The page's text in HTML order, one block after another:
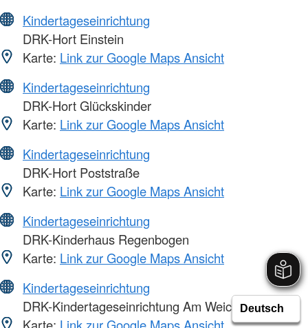
Kindertageseinrichtung
DRK-Hort Einstein
Karte: Link zur Google Maps Ansicht
Kindertageseinrichtung
DRK-Hort Glückskinder
Karte: Link zur Google Maps Ansicht
Kindertageseinrichtung
DRK-Hort Poststraße
Karte: Link zur Google Maps Ansicht
Kindertageseinrichtung
DRK-Kinderhaus Regenbogen
Karte: Link zur Google Maps Ansicht
Kindertageseinrichtung
DRK-Kindertageseinrichtung Am Weichpfuhl